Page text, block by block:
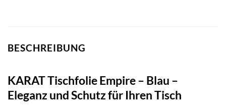
BESCHREIBUNG
KARAT Tischfolie Empire – Blau –
Eleganz und Schutz für Ihren Tisch